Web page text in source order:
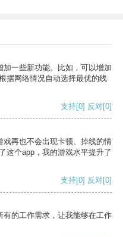
一些新功能。比如，可以增加
据网络情况自动选择最优的线
支持[0] 反对[0]
再也不会出现卡顿、掉线的情
这个app，我的游戏水平提升了
支持[0] 反对[0]
的工作需求，让我能够在工作